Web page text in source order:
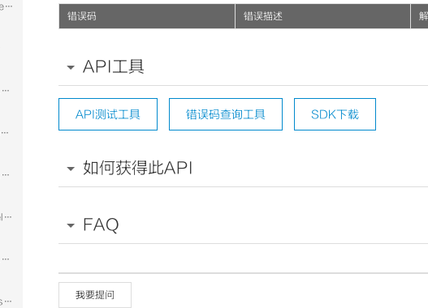
taobao.train.agent.occupyorder.confirm.succ
qimen.alitrip.train.bagua.nate.create
taobao.train.agent.nate.callback.vtwo
qimen.alitrip.train.bagua.nate.cancel
taobao.train.agent.nate.cancel.vtwo
qimen.alitrip.train.bagua.nate.confirm
taobao.train.agent.query.transaction.vtwo
错误码 错误描述
API工具
API测试工具 错误码查询工具 SDK下载
如何获得此API
FAQ
我要提问